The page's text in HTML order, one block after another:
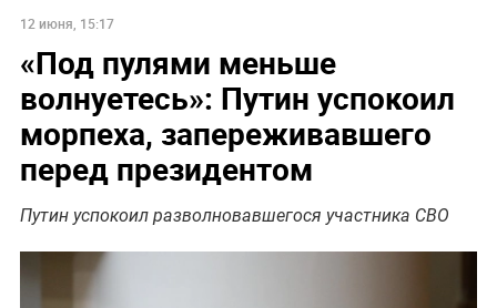
12 июня, 15:17
«Под пулями меньше
волнуетесь»: Путин успокоил
морпеха, запереживавшего
перед президентом
Путин успокоил разволновавшегося участника СВО